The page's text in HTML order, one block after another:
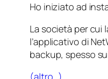
Ho iniziato ad
La società per cui
l’applicativo di
backup, spesso
(altro…)